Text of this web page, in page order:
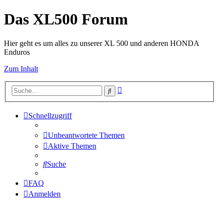
Das XL500 Forum
Hier geht es um alles zu unserer XL 500 und anderen HONDA
Enduros
Zum Inhalt
Suche
Schnellzugriff
Unbeantwortete Themen
Aktive Themen
Suche
FAQ
Anmelden